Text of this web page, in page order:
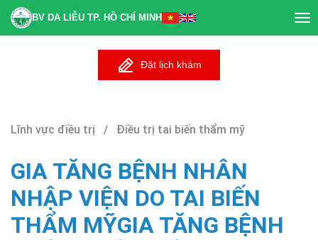
BV DA LIỄU TP. HỒ CHÍ MINH
Đặt lịch khám
Lĩnh vực điều trị / Điều trị tai biến thẩm mỹ
GIA TĂNG BỆNH NHÂN
NHẬP VIỆN DO TAI BIẾN
THẨM MỸGIA TĂNG BỆNH